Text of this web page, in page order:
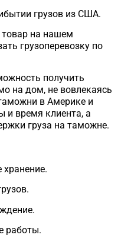
грузов из США.
на нашем
грузоперевозку по
получить
на дом, не вовлекаясь
в Америке и
и время клиента, а
груза на таможне.
хранение.
.
работы.